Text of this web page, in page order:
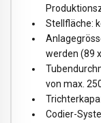
Stellfläche:
werden (89
von max.
Codier-